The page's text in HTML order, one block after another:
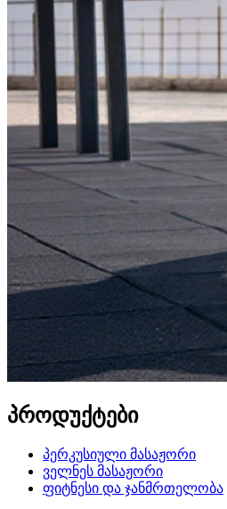
პროდუქტები
პერკუსიული მასაჟორი
ველნეს მასაჟორი
ფიტნესი და ჯანმრთელობა